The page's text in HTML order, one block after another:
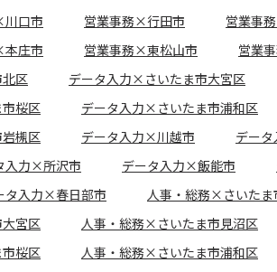
口市 営業事務×行田市
営業事
庄市 営業事務×東松山市
営業
区 データ入力×さいたま市大宮区
桜区 データ入力×さいたま市浦和区
槻区 データ入力×川越市
デー
入力×所沢市 データ入力×飯能市
タ入力×春日部市
人事・総務×さいたま
宮区
人事・総務×さいたま市見沼区
桜区 人事・総務×さいたま市浦和区